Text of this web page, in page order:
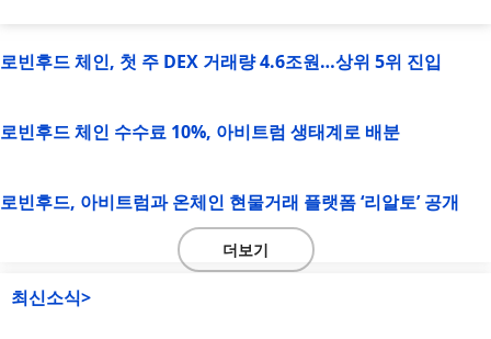
로빈후드 체인, 첫 주 DEX 거래량 4.6조원…상위 5위 진입
로빈후드 체인 수수료 10%, 아비트럼 생태계로 배분
로빈후드, 아비트럼과 온체인 현물거래 플랫폼 ‘리알토’ 공개
더보기
최신소식>